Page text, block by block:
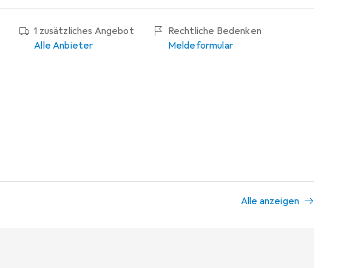
1 zusätzliches Angebot
Alle Anbieter
Rechtliche Bedenken
Meldeformular
Alle anzeigen